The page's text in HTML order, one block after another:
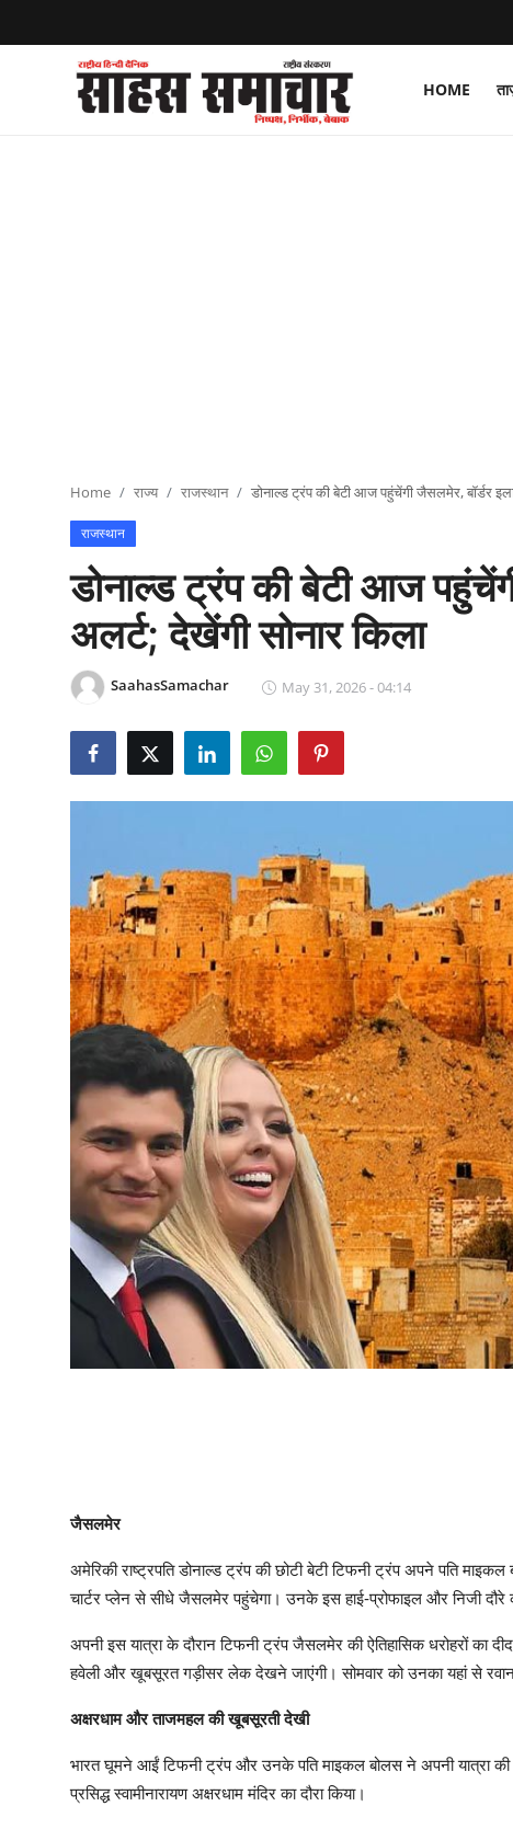
HOME
Register
Home राज्य राजस्थान डोनाल्ड ट्रंप की बेटी आज पहुंचेंगी जैसलमेर, बॉर्डर
राजस्थान
डोनाल्ड ट्रंप की बेटी आज
अलर्ट; देखेंगी सोनार किला
SaahasSamachar May 31, 2026 - 04:14
जैसलमेर
अमेरिकी राष्ट्रपति डोनाल्ड ट्रंप की छोटी बेटी टिफनी ट्रंप अपने पति
चार्टर प्लेन से सीधे जैसलमेर पहुंचेगा। उनके इस हाई-प्रोफाइल और निजी दौरे
अपनी इस यात्रा के दौरान टिफनी ट्रंप जैसलमेर की ऐतिहासिक धरोहरों का
हवेली और खूबसूरत गड़ीसर लेक देखने जाएंगी। सोमवार को उनका यहां से
अक्षरधाम और ताजमहल की खूबसूरती देखी
भारत घूमने आईं टिफनी ट्रंप और उनके पति माइकल बोलस ने अपनी यात्रा
प्रसिद्ध स्वामीनारायण अक्षरधाम मंदिर का दौरा किया।